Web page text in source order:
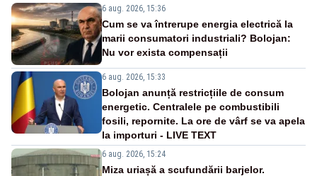
6 aug. 2026, 15:36
Cum se va întrerupe energia electrică la
marii consumatori industriali? Bolojan:
Nu vor exista compensații
6 aug. 2026, 15:33
Bolojan anunță restricțiile de consum
energetic. Centralele pe combustibili
fosili, repornite. La ore de vârf se va apela
la importuri - LIVE TEXT
6 aug. 2026, 15:24
Miza uriașă a scufundării barjelor.